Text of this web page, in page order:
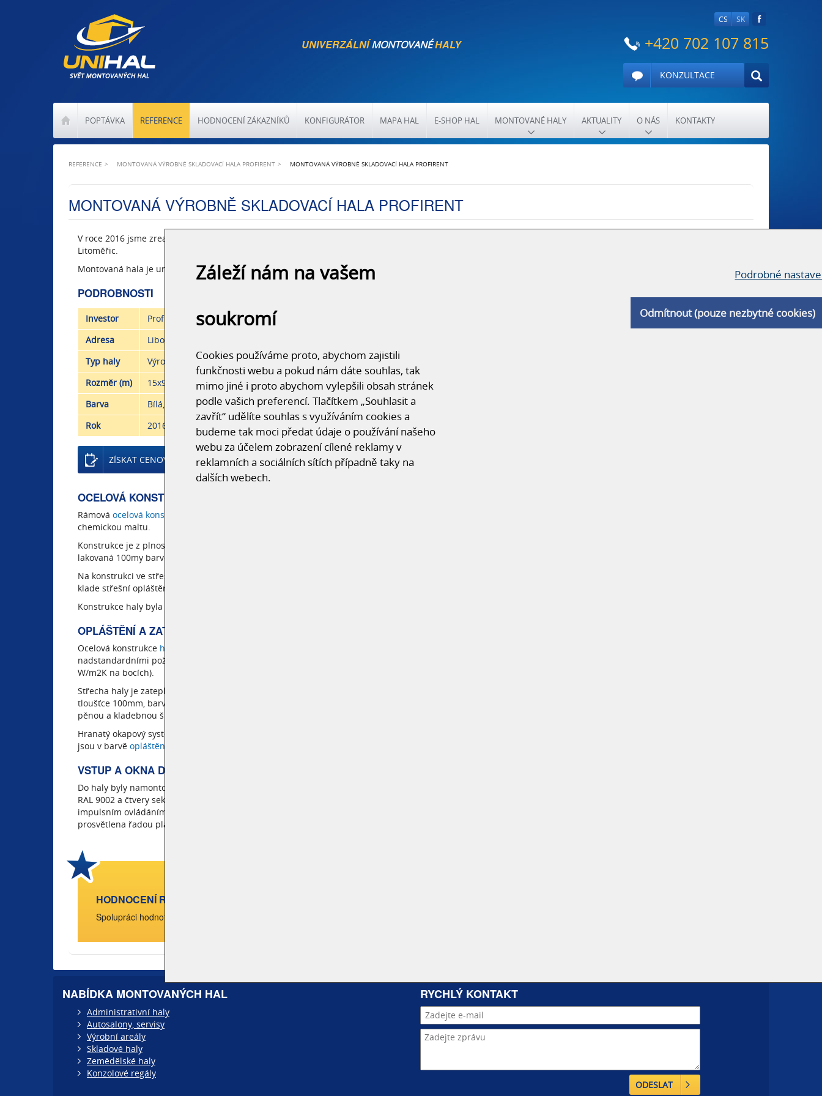
UNIVERZÁLNÍMONTOVANÉHALY
CS SK
+420 702 107 815
KONZULTACE
POPTÁVKA REFERENCE HODNOCENÍ ZÁKAZNÍKŮ KONFIGURÁTOR MAPA HAL E-SHOP HAL MONTOVANÉ HALY AKTUALITY O NÁS KONTAKTY
REFERENCE MONTOVANÁ VÝROBNĚ SKLADOVACÍ HALA PROFIRENT MONTOVANÁ VÝROBNĚ SKLADOVACÍ HALA PROFIRENT
MONTOVANÁ VÝROBNĚ SKLADOVACÍ HALA PROFIRENT
V roce 2016 jsme zrealizovali a předali novostavbu ocelové haly Profirent v Libochovicích u
Litoměřic.
Montovaná hala je určena k pronájmu pro další firmy. Hala dosahuje rozměrů 15x90x5.
PODROBNOSTI
Investor
Profirent s.r.o.
Adresa
Libochovice
Typ haly
Výrobní, Skladové
Rozměr (m)
15x90x5
Barva
Bílá, Zelená
Rok
2016
ZÍSKAT CENOVOU NABÍDKU CHCI SE ZEPTAT
OCELOVÁ KONSTRUKCE HALY PROFIRENT
Rámová ocelová konstrukce
chemickou maltu.
Konstrukce je z plnostěnného rámu, dimenzovaná do první sněhové oblasti a je dvakrát
lakovaná 100my barvou šedobílou RAL 7035 s požární odolností 15 minut.
Na konstrukci ve střešní části jsme namontovali pozinkované vaznice METSEC, na které se
klade střešní opláštění.
Konstrukce haly byla navržena se sedlovou střechou a sklonem 6°.
OPLÁŠTĚNÍ A ZATEPLENÍ HALY LIBOCHOVICE
Ocelová konstrukce haly
nadstandardními požárními a tepelnými vlastnostmi (U=0,19 W/m2K ve střeše a U=0,23
W/m2K na bocích).
Střecha haly je zateplena v tloušťce PUR izolace 120mm a barvě bílé RAL 9010, stěny v
tloušťce 100mm, barvě bílé RAL 9010 a zelené RAL 6005 v profilaci lineár, s izolační PUR
pěnou a kladebnou šíří 1100mm.
Hranatý okapový systém 120x120mm stejně jako ostatní klempířské prvky a zapravení haly
jsou v barvě opláštění
VSTUP A OKNA DO HALY
Do haly byly namontované troje ocelovo hliníkové dveře se samozavíračem v barvě šedobílé
RAL 9002 a čtvery sekční vrata 4x4m v barvě šedobílé RAL 9002 se zvýšeným kováním,
impulsním ovládáním a elektrickým průmyslovým pohonem GFA/380 V. Montovaná hala je
prosvětlena řadou plasových oken 5x1 8ks a 3x1 4ks složené z fixních a otevíravých oken.
HODNOCENÍ REALIZACE HALY PROFIRENT
Spolupráci hodnotím velice kladně.
NABÍDKA MONTOVANÝCH HAL
Administrativní haly
Autosalony, servisy
Výrobní areály
Skladové haly
Zemědělské haly
Konzolové regály
RYCHLÝ KONTAKT
ODESLAT
Záleží nám na vašem
soukromí
Cookies používáme proto, abychom zajistili
funkčnosti webu a pokud nám dáte souhlas, tak
mimo jiné i proto abychom vylepšili obsah stránek
podle vašich preferencí. Tlačítkem „Souhlasit a
zavřít“ udělíte souhlas s využíváním cookies a
budeme tak moci předat údaje o používání našeho
webu za účelem zobrazení cílené reklamy v
reklamních a sociálních sítích případně taky na
dalších webech.
Podrobné
Odmítnout (pouze nezbytné cookies)